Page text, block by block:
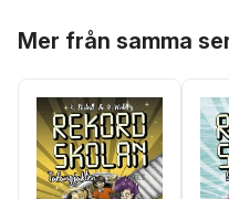
Mer från samma